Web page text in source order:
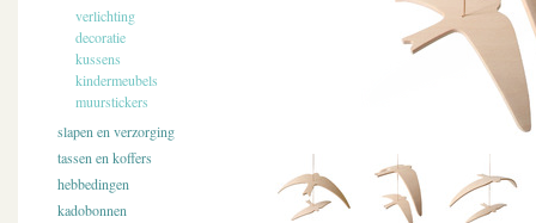
verlichting
decoratie
kussens
kindermeubels
muurstickers
slapen en verzorging
tassen en koffers
hebbedingen
kadobonnen